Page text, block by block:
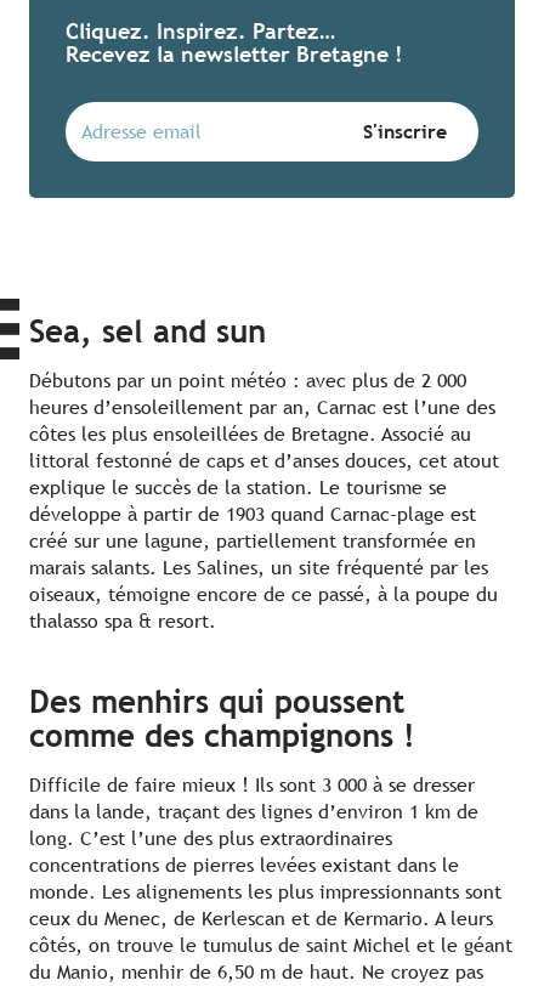
Cliquez. Inspirez. Partez…
Recevez la newsletter Bretagne !
Sea, sel and sun
Débutons par un point météo : avec plus de 2 000
heures d’ensoleillement par an, Carnac est l’une des
côtes les plus ensoleillées de Bretagne. Associé au
littoral festonné de caps et d’anses douces, cet atout
explique le succès de la station. Le tourisme se
développe à partir de 1903 quand Carnac-plage est
créé sur une lagune, partiellement transformée en
marais salants. Les Salines, un site fréquenté par les
oiseaux, témoigne encore de ce passé, à la poupe du
thalasso spa & resort.
Des menhirs qui poussent
comme des champignons !
Difficile de faire mieux ! Ils sont 3 000 à se dresser
dans la lande, traçant des lignes d’environ 1 km de
long. C’est l’une des plus extraordinaires
concentrations de pierres levées existant dans le
monde. Les alignements les plus impressionnants sont
ceux du Menec, de Kerlescan et de Kermario. A leurs
côtés, on trouve le tumulus de saint Michel et le géant
du Manio, menhir de 6,50 m de haut. Ne croyez pas